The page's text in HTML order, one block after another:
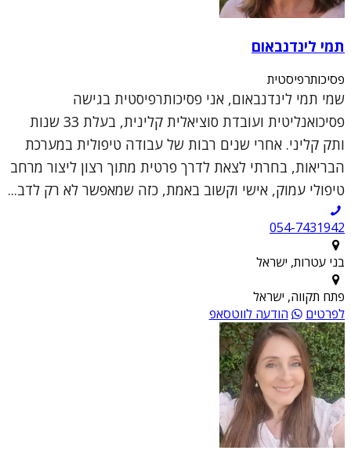
תמי לינדנבאום
פסיכותרפיסטית
שמי תמי לינדנבאום, אני פסיכותרפיסטית בגישה
פסיכואנליטית ועובדת סוציאלית קלינית, בעלת 33 שנות
ותק קליני. אחרי שנים רבות של עבודה טיפולית במערכת
הבריאות, בחרתי לצאת לדרך פרטית מתוך רצון ליצור מרחב
טיפולי עמוק, אישי וקשוב באמת, כזה שמאפשר לא רק לדב...
054-7431942
בני עטרות, ישראל
פתח תקווה, ישראל
לפרטים
הודעה לווטסאפ